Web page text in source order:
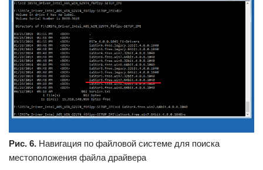
Рис. 6. Навигация по файловой системе для поиска
местоположения файла драйвера